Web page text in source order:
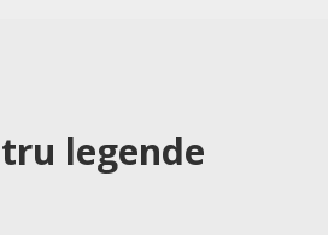
legende